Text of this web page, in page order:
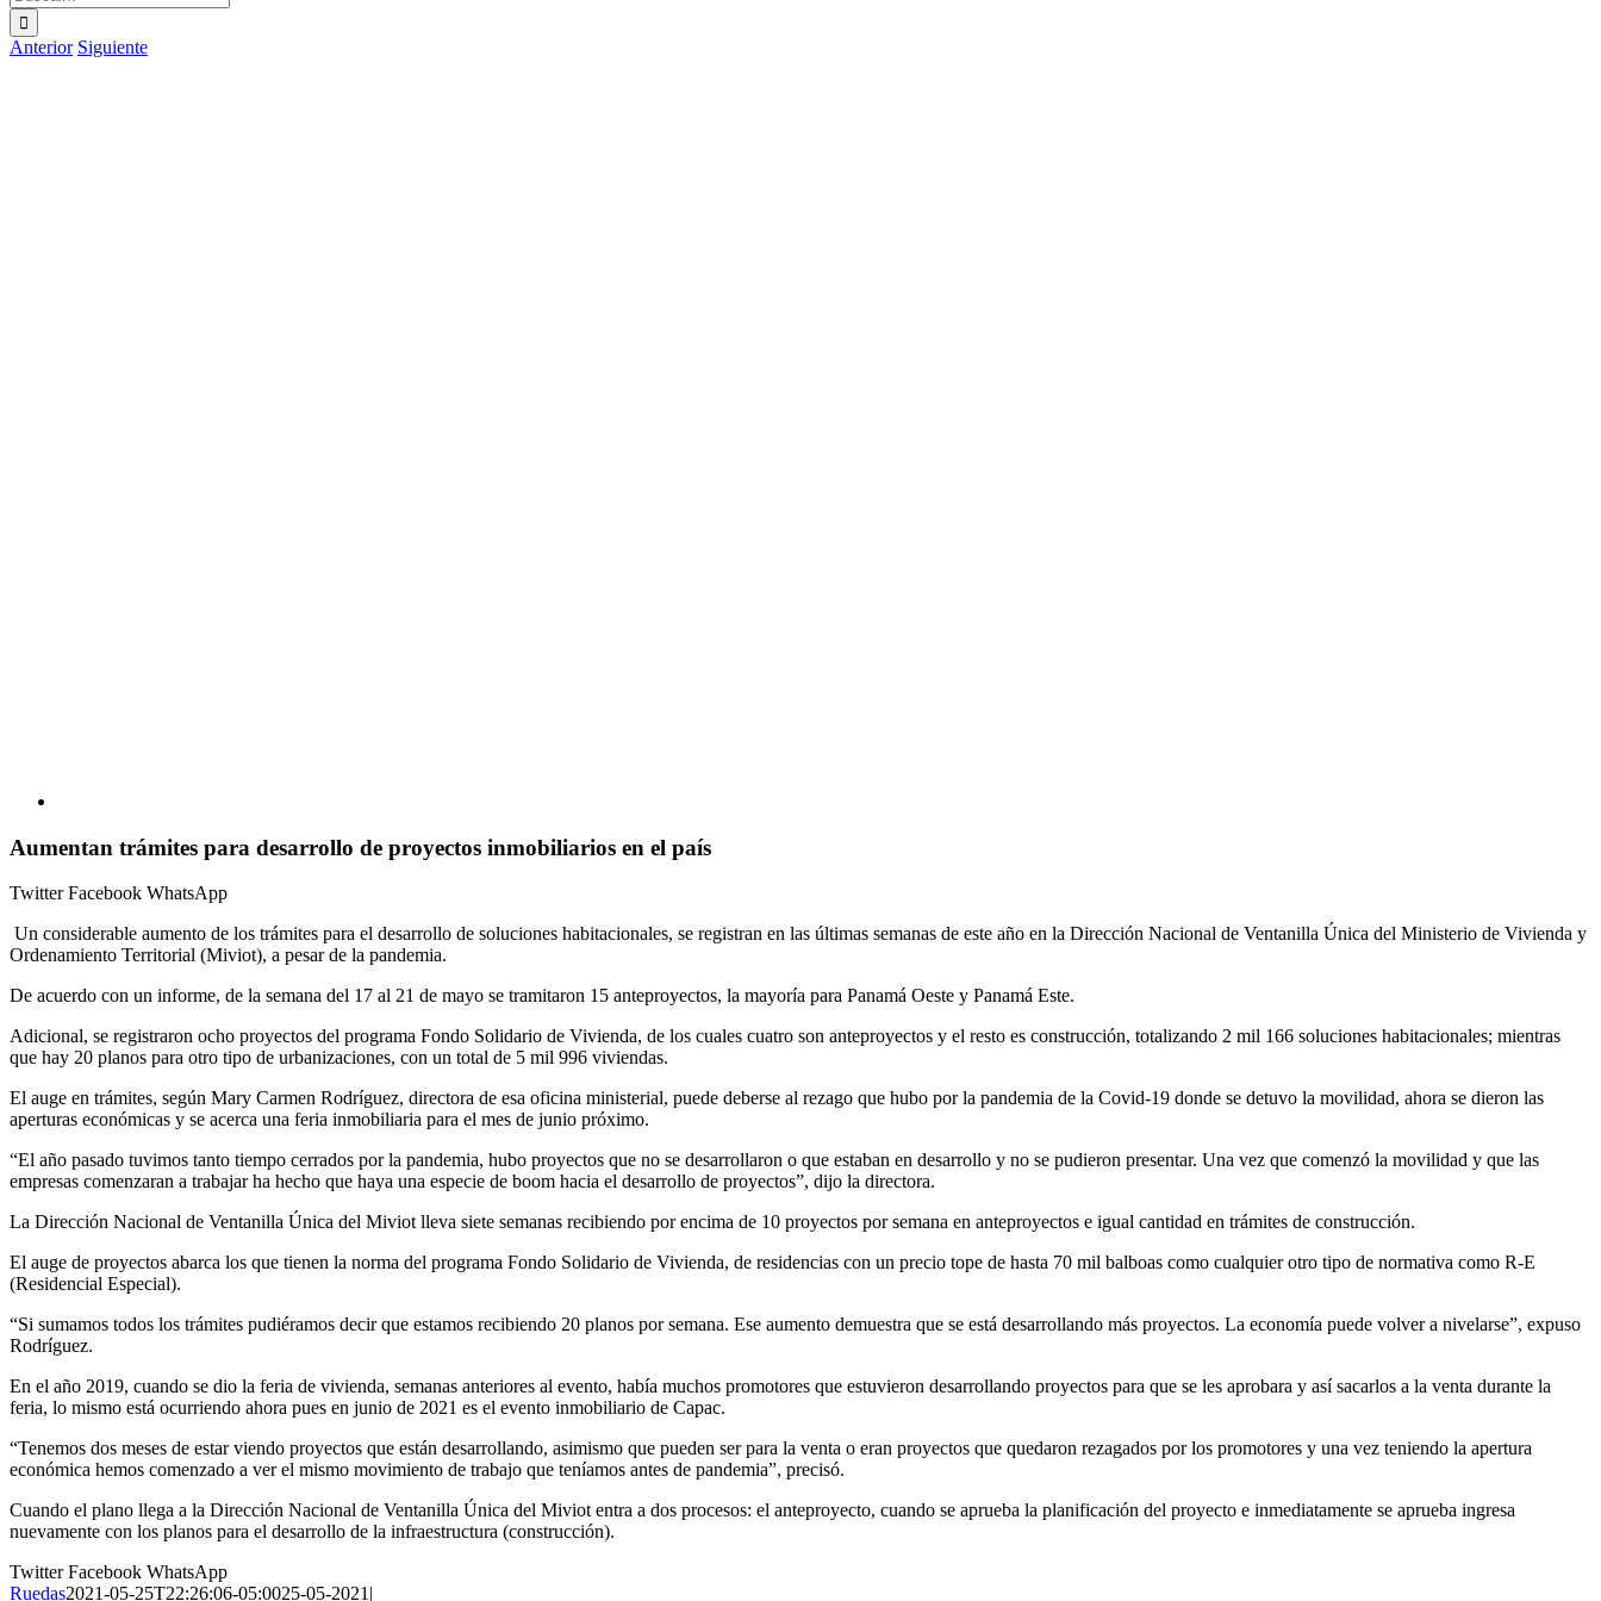
Anterior Siguiente
Aumentan trámites para desarrollo de proyectos inmobiliarios en el país
TwitterFacebook WhatsApp
Un considerable aumento de los trámites para el desarrollo de soluciones habitacionales, se registran en las últimas semanas de este año en la Dirección Nacional de Ventanilla Única del Ministerio de Vivienda y
Ordenamiento Territorial (Miviot), a pesar de la pandemia.
De acuerdo con un informe, de la semana del 17 al 21 de mayo se tramitaron 15 anteproyectos, la mayoría para Panamá Oeste y Panamá Este.
Adicional, se registraron ocho proyectos del programa Fondo Solidario de Vivienda, de los cuales cuatro son anteproyectos y el resto es construcción, totalizando 2 mil 166 soluciones habitacionales; mientras
que hay 20 planos para otro tipo de urbanizaciones, con un total de 5 mil 996 viviendas.
El auge en trámites, según Mary Carmen Rodríguez, directora de esa oficina ministerial, puede deberse al rezago que hubo por la pandemia de la Covid-19 donde se detuvo la movilidad, ahora se dieron las
aperturas económicas y se acerca una feria inmobiliaria para el mes de junio próximo.
“El año pasado tuvimos tanto tiempo cerrados por la pandemia, hubo proyectos que no se desarrollaron o que estaban en desarrollo y no se pudieron presentar. Una vez que comenzó la movilidad y que las
empresas comenzaran a trabajar ha hecho que haya una especie de boom hacia el desarrollo de proyectos”, dijo la directora.
La Dirección Nacional de Ventanilla Única del Miviot lleva siete semanas recibiendo por encima de 10 proyectos por semana en anteproyectos e igual cantidad en trámites de construcción.
El auge de proyectos abarca los que tienen la norma del programa Fondo Solidario de Vivienda, de residencias con un precio tope de hasta 70 mil balboas como cualquier otro tipo de normativa como R-E
(Residencial Especial).
“Si sumamos todos los trámites pudiéramos decir que estamos recibiendo 20 planos por semana. Ese aumento demuestra que se está desarrollando más proyectos. La economía puede volver a nivelarse”, expuso
Rodríguez.
En el año 2019, cuando se dio la feria de vivienda, semanas anteriores al evento, había muchos promotores que estuvieron desarrollando proyectos para que se les aprobara y así sacarlos a la venta durante la
feria, lo mismo está ocurriendo ahora pues en junio de 2021 es el evento inmobiliario de Capac.
“Tenemos dos meses de estar viendo proyectos que están desarrollando, asimismo que pueden ser para la venta o eran proyectos que quedaron rezagados por los promotores y una vez teniendo la apertura
económica hemos comenzado a ver el mismo movimiento de trabajo que teníamos antes de pandemia”, precisó.
Cuando el plano llega a la Dirección Nacional de Ventanilla Única del Miviot entra a dos procesos: el anteproyecto, cuando se aprueba la planificación del proyecto e inmediatamente se aprueba ingresa
nuevamente con los planos para el desarrollo de la infraestructura (construcción).
TwitterFacebook WhatsApp
Ruedas2021-05-25T22:26:06-05:0025-05-2021|